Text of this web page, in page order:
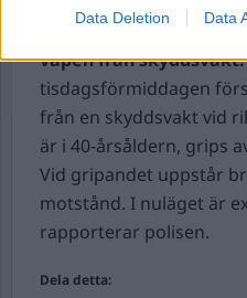
Data Deletion Data
Man nedbrottad vid
vapen från
tisdagsförmiddagen
från en skyddsvakt vid
är i 40-årsåldern, grips
Vid gripandet uppstår
motstånd. I nuläget är
rapporterar polisen.
Dela detta: